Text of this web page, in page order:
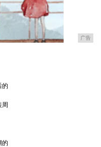
广告
的
周
的